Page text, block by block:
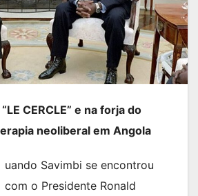
CERCLE” e na forja do
neoliberal em Angola
uando Savimbi se encontrou
com o Presidente Ronald